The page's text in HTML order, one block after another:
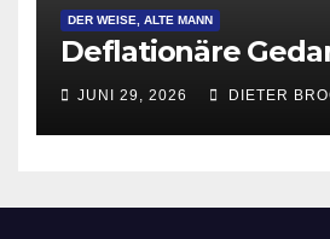
DER WEISE, ALTE MANN
Deflationäre
JUNI 29, 2026 DIETER